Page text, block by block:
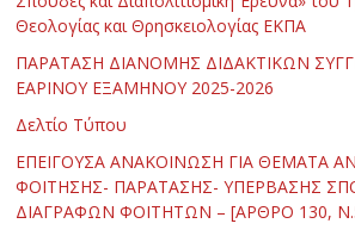
Θεολογίας και Θρησκειολογίας ΕΚΠΑ
ΠΑΡΑΤΑΣΗ ΔΙΑΝΟΜΗΣ ΔΙΔΑΚΤΙΚΩΝ
ΕΑΡΙΝΟΥ ΕΞΑΜΗΝΟΥ 2025-2026
Δελτίο Τύπου
ΕΠΕΙΓΟΥΣΑ ΑΝΑΚΟΙΝΩΣΗ ΓΙΑ ΘΕΜΑΤΑ
ΦΟΙΤΗΣΗΣ- ΠΑΡΑΤΑΣΗΣ- ΥΠΕΡΒΑΣΗΣ
ΔΙΑΓΡΑΦΩΝ ΦΟΙΤΗΤΩΝ – [ΑΡΘΡΟ 130,